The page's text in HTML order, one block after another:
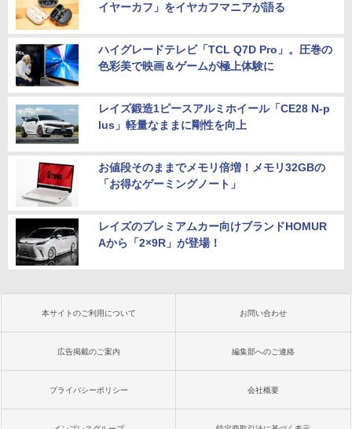
イヤーカフ」をイヤカフマニアが語る
ハイグレードテレビ「TCL Q7D Pro」。圧巻の
色彩美で映画＆ゲームが極上体験に
レイズ鍛造1ピースアルミホイール「CE28 N-p
lus」軽量なままに剛性を向上
お値段そのままでメモリ倍増！メモリ32GBの
「お得なゲーミングノート」
レイズのプレミアムカー向けブランドHOMUR
Aから「2×9R」が登場！
本サイトのご利用について お問い合わせ
広告掲載のご案内 編集部へのご連絡
プライバシーポリシー 会社概要